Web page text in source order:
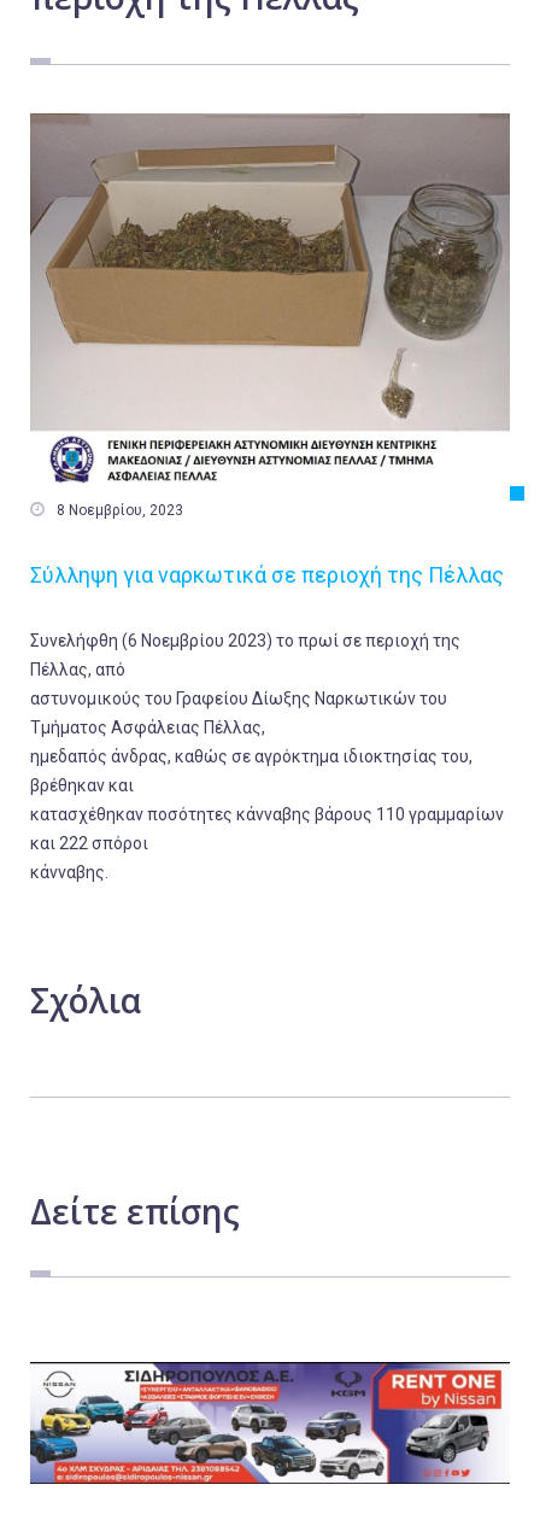
 8 Νοεμβρίου, 2023
Σύλληψη για ναρκωτικά σε περιοχή της Πέλλας
Συνελήφθη (6 Νοεμβρίου 2023) το πρωί σε περιοχή της
Πέλλας, από
αστυνομικούς του Γραφείου Δίωξης Ναρκωτικών του
Τμήματος Ασφάλειας Πέλλας,
ημεδαπός άνδρας, καθώς σε αγρόκτημα ιδιοκτησίας του,
βρέθηκαν και
κατασχέθηκαν ποσότητες κάνναβης βάρους 110 γραμμαρίων
και 222 σπόροι
κάνναβης.
Σχόλια
Δείτε επίσης
Ελλάδα
Τοπικά
Οικονομία
Πολιτική
Αστυνομικό Δελτίο